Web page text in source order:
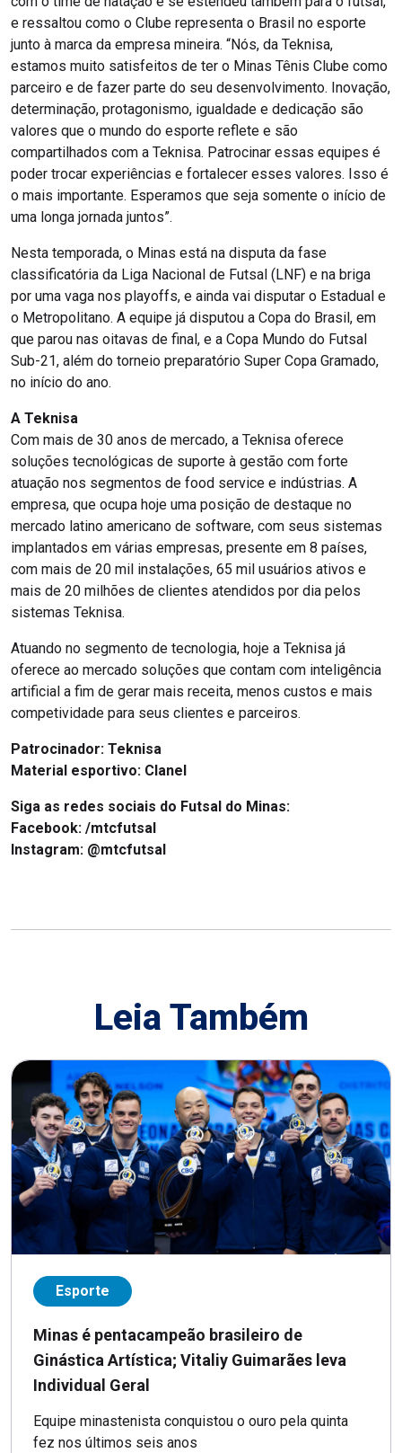
e ressaltou como o Clube representa o Brasil no esporte
junto à marca da empresa mineira. “Nós, da Teknisa,
estamos muito satisfeitos de ter o Minas Tênis Clube como
parceiro e de fazer parte do seu desenvolvimento. Inovação,
determinação, protagonismo, igualdade e dedicação são
valores que o mundo do esporte reflete e são
compartilhados com a Teknisa. Patrocinar essas equipes é
poder trocar experiências e fortalecer esses valores. Isso é
o mais importante. Esperamos que seja somente o início de
uma longa jornada juntos”.
Nesta temporada, o Minas está na disputa da fase
classificatória da Liga Nacional de Futsal (LNF) e na briga
por uma vaga nos playoffs, e ainda vai disputar o Estadual e
o Metropolitano. A equipe já disputou a Copa do Brasil, em
que parou nas oitavas de final, e a Copa Mundo do Futsal
Sub-21, além do torneio preparatório Super Copa Gramado,
no início do ano.
A Teknisa
Com mais de 30 anos de mercado, a Teknisa oferece
soluções tecnológicas de suporte à gestão com forte
atuação nos segmentos de food service e indústrias. A
empresa, que ocupa hoje uma posição de destaque no
mercado latino americano de software, com seus sistemas
implantados em várias empresas, presente em 8 países,
com mais de 20 mil instalações, 65 mil usuários ativos e
mais de 20 milhões de clientes atendidos por dia pelos
sistemas Teknisa.
Atuando no segmento de tecnologia, hoje a Teknisa já
oferece ao mercado soluções que contam com inteligência
artificial a fim de gerar mais receita, menos custos e mais
competividade para seus clientes e parceiros.
Patrocinador: Teknisa
Material esportivo: Clanel
Siga as redes sociais do Futsal do Minas:
Facebook: /mtcfutsal
Instagram: @mtcfutsal
Leia Também
Esporte
Minas é pentacampeão brasileiro de
Ginástica Artística; Vitaliy Guimarães leva
Individual Geral
Equipe minastenista conquistou o ouro pela quinta
fez nos últimos seis anos